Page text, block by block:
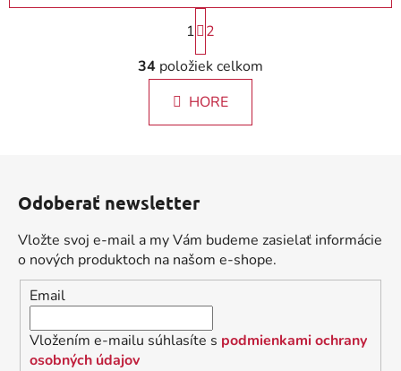
O
v
l
á
d
e
p
r
v
k
y
v
ý
S
t
r
á
n
k
e
1
2
34 položiek celkom
HORE
Odoberať newsletter
Vložte svoj e-mail a my Vám budeme zasielať informácie
o nových produktoch na našom e-shope.
Email
Vložením e-mailu súhlasíte s podmienkami ochrany
osobných údajov